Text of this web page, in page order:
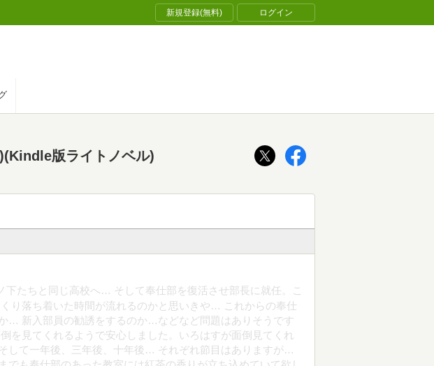
新規登録(無料) ログイン
版ライトノベル)
下たちと同じ高校へ… そして奉仕部を復活させ部長に就任。こ
り落ち着いた時間が流れるのかと思いきや… これからの奉仕
… 新入部員の勧誘をするのか…などなど問題はありそうです
を見てくれるようで安心しました。いろはすが面倒見てくれ
して一年後、三年後、十年後… それぞれ節目はありますが…